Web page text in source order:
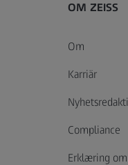
OM ZEISS
Om
Karriär
Compliance
Erklæring